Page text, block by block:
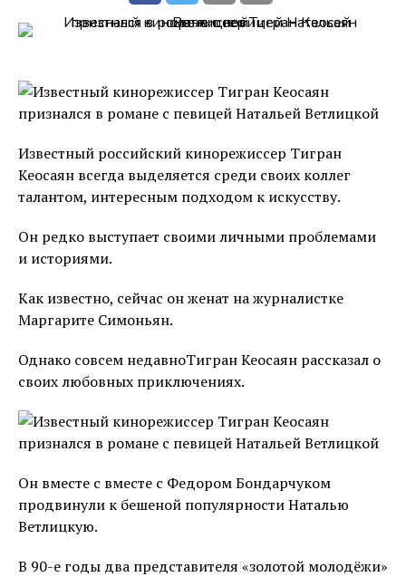
Известный российский кинорежиссер Тигран
Кеосаян всегда выделяется среди своих коллег
талантом, интересным подходом к искусству.
Он редко выступает своими личными проблемами
и историями.
Как известно, сейчас он женат на журналистке
Маргарите Симоньян.
Однако совсем недавноТигран Кеосаян рассказал о
своих любовных приключениях.
Он вместе с вместе с Федором Бондарчуком
продвинули к бешеной популярности Наталью
Ветлицкую.
В 90-е годы два представителя «золотой молодёжи»